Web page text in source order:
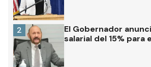
El Gobernador
salarial del 15% para
2